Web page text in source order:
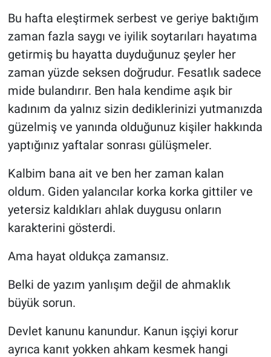
Bu hafta eleştirmek serbest ve geriye baktığım
zaman fazla saygı ve iyilik soytarıları hayatıma
getirmiş bu hayatta duyduğunuz şeyler her
zaman yüzde seksen doğrudur. Fesatlık sadece
mide bulandırır. Ben hala kendime aşık bir
kadınım da yalnız sizin dediklerinizi yutmanızda
güzelmiş ve yanında olduğunuz kişiler hakkında
yaptığınız yaftalar sonrası gülüşmeler.
Kalbim bana ait ve ben her zaman kalan
oldum. Giden yalancılar korka korka gittiler ve
yetersiz kaldıkları ahlak duygusu onların
karakterini gösterdi.
Ama hayat oldukça zamansız.
Belki de yazım yanlışım değil de ahmaklık
büyük sorun.
Devlet kanunu kanundur. Kanun işçiyi korur
ayrıca kanıt yokken ahkam kesmek hangi